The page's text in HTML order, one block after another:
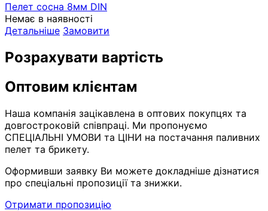
Пелет сосна 8мм DIN
Немає в наявності
Детальніше Замовити
Розрахувати вартість
Оптовим клієнтам
Наша компанія зацікавлена в оптових покупцях та
довгостроковій співпраці. Ми пропонуємо
СПЕЦІАЛЬНІ УМОВИ та ЦІНИ на постачання паливних
пелет та брикету.
Оформивши заявку Ви можете докладніше дізнатися
про спеціальні пропозиції та знижки.
Отримати пропозицію